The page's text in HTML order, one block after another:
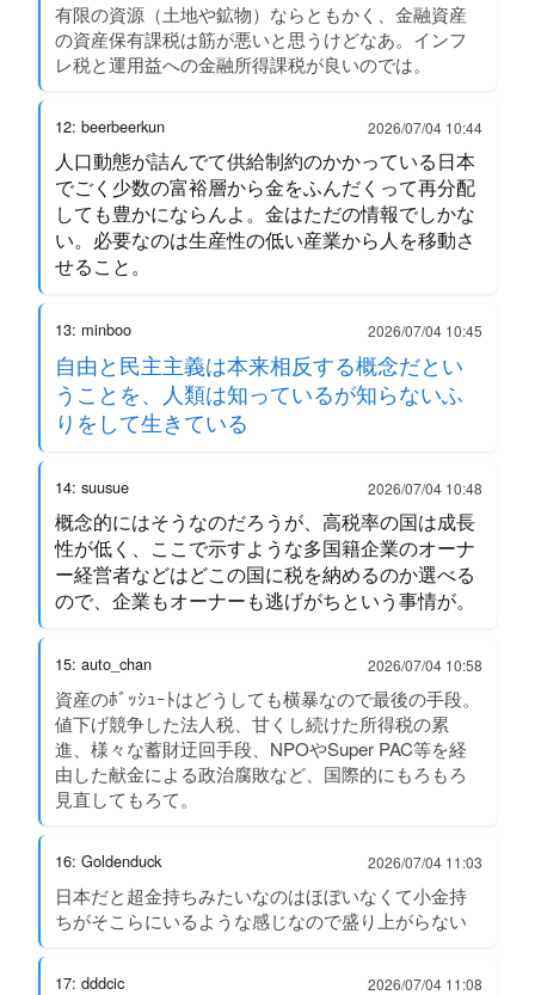
有限の資源（土地や鉱物）ならともかく、金融資産
の資産保有課税は筋が悪いと思うけどなあ。インフ
レ税と運用益への金融所得課税が良いのでは。
12: beerbeerkun 2026/07/04 10:44
人口動態が詰んでて供給制約のかかっている日本
でごく少数の富裕層から金をふんだくって再分配
しても豊かにならんよ。金はただの情報でしかな
い。必要なのは生産性の低い産業から人を移動さ
せること。
13: minboo 2026/07/04 10:45
自由と民主主義は本来相反する概念だとい
うことを、人類は知っているが知らないふ
りをして生きている
14: suusue 2026/07/04 10:48
概念的にはそうなのだろうが、高税率の国は成長
性が低く、ここで示すような多国籍企業のオーナ
ー経営者などはどこの国に税を納めるのか選べる
ので、企業もオーナーも逃げがちという事情が。
15: auto_chan 2026/07/04 10:58
資産のﾎﾞｯｼｭｰﾄはどうしても横暴なので最後の手段。
値下げ競争した法人税、甘くし続けた所得税の累
進、様々な蓄財迂回手段、NPOやSuper PAC等を経
由した献金による政治腐敗など、国際的にもろもろ
見直してもろて。
16: Goldenduck 2026/07/04 11:03
日本だと超金持ちみたいなのはほぼいなくて小金持
ちがそこらにいるような感じなので盛り上がらない
17: dddcic 2026/07/04 11:08